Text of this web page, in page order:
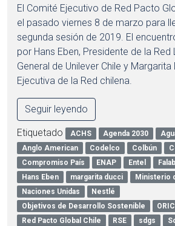
El Comité Ejecutivo de Red Pacto
el pasado viernes 8 de marzo para
segunda sesión de 2019. El
por Hans Eben, Presidente de la Red
General de Unilever Chile y
Ejecutiva de la Red chilena.
Seguir leyendo
Etiquetado ACHS Agenda 2030
Anglo American
Codelco Colbún
Compromiso País
ENAP Entel
Hans Eben
margarita ducci
Ministerio
Naciones Unidas
Nestlé
Objetivos de Desarrollo Sostenible
Red Pacto Global Chile
RSE sdgs